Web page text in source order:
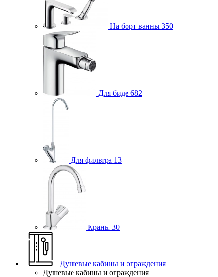
На борт ванны 350
Для биде 682
Для фильтра 13
Краны 30
Душевые кабины и ограждения
Душевые кабины и ограждения